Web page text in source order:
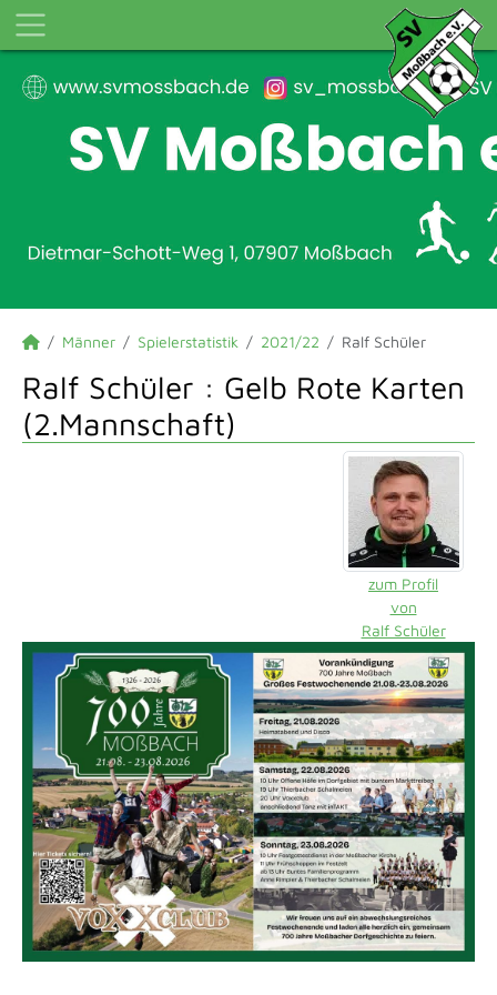
Männer Spielerstatistik 2021/22 Ralf Schüler
Ralf Schüler : Gelb Rote Karten
(2.Mannschaft)
zum Profil
von
Ralf Schüler